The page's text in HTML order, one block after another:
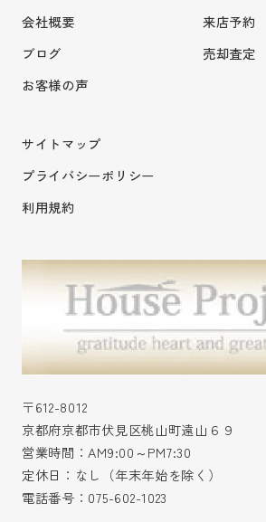
会社概要
ブログ
お客様の声
来店予約
売却査定
サイトマップ
プライバシーポリシー
利用規約
〒612-8012
京都府京都市伏見区桃山町遠山６９
営業時間：AM9:00～PM7:30
定休日：なし（年末年始を除く）
電話番号： 075-602-1023